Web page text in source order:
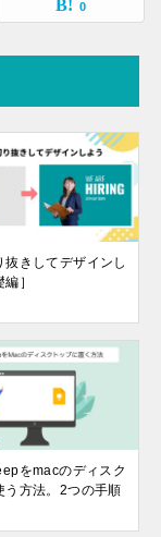
0
抜きしてデザインし
］
をmacのディスク
う方法。2つの手順